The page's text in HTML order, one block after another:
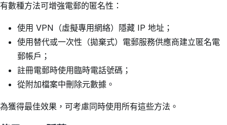
有數種方法可增強電郵的匿名性：
使用 VPN（虛擬專用網絡）隱藏 IP 地址；
使用替代或一次性（拋棄式）電郵服務供應商建立匿名電
郵帳戶；
註冊電郵時使用臨時電話號碼；
從附加檔案中刪除元數據。
為獲得最佳效果，可考慮同時使用所有這些方法。